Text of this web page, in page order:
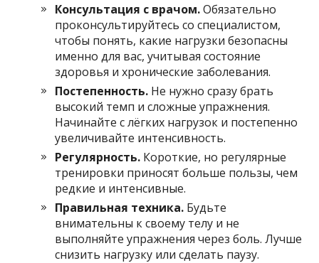
Консультация с врачом.Обязательно
проконсультируйтесь со специалистом,
чтобы понять, какие нагрузки безопасны
именно для вас, учитывая состояние
здоровья и хронические заболевания.
Постепенность. Не нужно сразу брать
высокий темп и сложные упражнения.
Начинайте с лёгких нагрузок и постепенно
увеличивайте интенсивность.
Регулярность. Короткие, но регулярные
тренировки приносят больше пользы, чем
редкие и интенсивные.
Правильная техника. Будьте
внимательны к своему телу и не
выполняйте упражнения через боль. Лучше
снизить нагрузку или сделать паузу.